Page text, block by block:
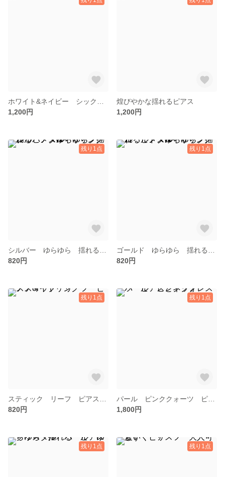
1,200円
煌びやかな揺れるピアス
1,200円
残り1点
820円
残り1点
820円
残り1点
820円
残り1点
1,800円
残り1点 残り1点